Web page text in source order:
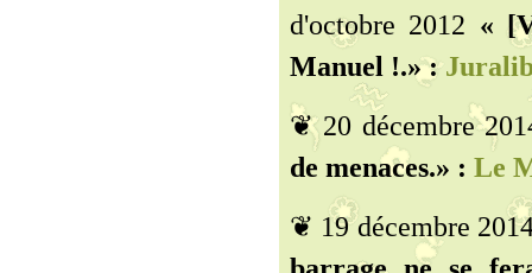
d'octobre 2012 «
Manuel !.» :
❦ 20 décembre
de menaces.» : Le
❦ 19 décembre